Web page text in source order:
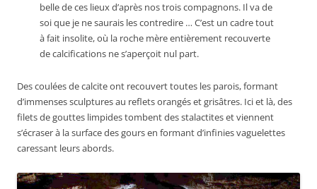
belle de ces lieux d’après nos trois compagnons. Il va de
soi que je ne saurais les contredire … C’est un cadre tout
à fait insolite, où la roche mère entièrement recouverte
de calcifications ne s’aperçoit nul part.
Des coulées de calcite ont recouvert toutes les parois, formant
d’immenses sculptures au reflets orangés et grisâtres. Ici et là, des
filets de gouttes limpides tombent des stalactites et viennent
s’écraser à la surface des gours en formant d’infinies vaguelettes
caressant leurs abords.